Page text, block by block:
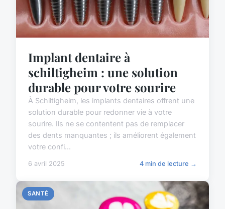
Implant dentaire à
schiltigheim : une solution
durable pour votre sourire
À Schiltigheim, les implants dentaires offrent une
solution durable pour redonner vie à votre
sourire. Ils ne se contentent pas de remplacer
des dents manquantes ; ils améliorent également
votre confi...
6 avril 2025 4 min de lecture →
SANTÉ